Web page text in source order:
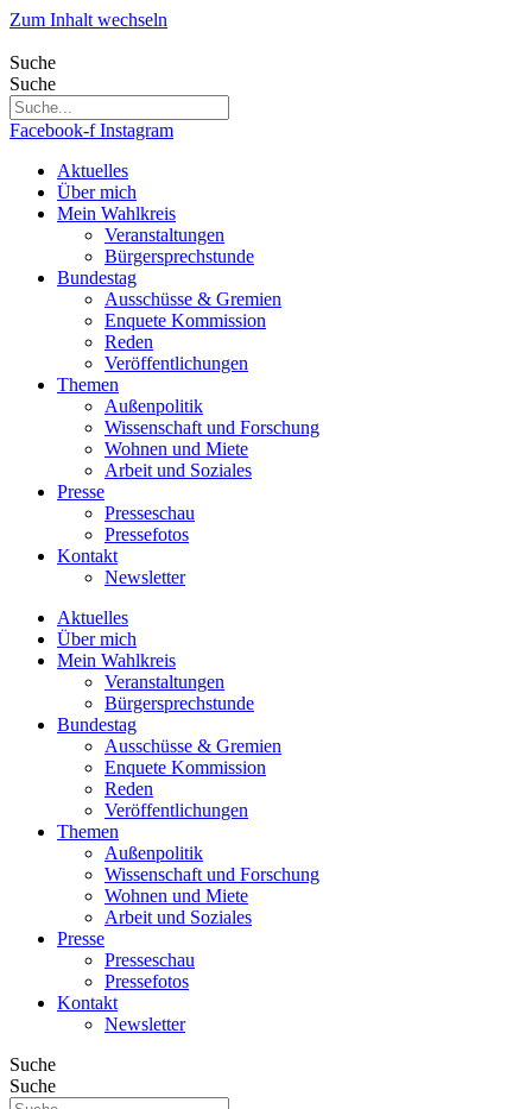
Zum Inhalt wechseln
Suche
Suche
Facebook-f Instagram
Aktuelles
Über mich
Mein Wahlkreis
Veranstaltungen
Bürgersprechstunde
Bundestag
Ausschüsse & Gremien
Enquete Kommission
Reden
Veröffentlichungen
Themen
Außenpolitik
Wissenschaft und Forschung
Wohnen und Miete
Arbeit und Soziales
Presse
Presseschau
Pressefotos
Kontakt
Newsletter
Aktuelles
Über mich
Mein Wahlkreis
Veranstaltungen
Bürgersprechstunde
Bundestag
Ausschüsse & Gremien
Enquete Kommission
Reden
Veröffentlichungen
Themen
Außenpolitik
Wissenschaft und Forschung
Wohnen und Miete
Arbeit und Soziales
Presse
Presseschau
Pressefotos
Kontakt
Newsletter
Suche
Suche